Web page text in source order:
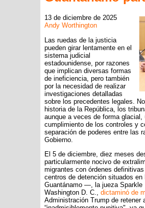
13 de diciembre de 2025
Andy Worthington
Las ruedas de la justicia
pueden girar lentamente en el
sistema judicial
estadounidense, por razones
que implican diversas formas
de ineficiencia, pero también
por la necesidad de realizar
investigaciones detalladas
sobre los precedentes legales.
historia de la República, los
aunque a veces de forma
cumplimiento de los controles y
separación de poderes entre las
Gobierno.
El 5 de diciembre, diez meses
particularmente nocivo de
migrantes con órdenes
centros de detención situados
Guantánamo —, la jueza Sparkle
Washington D. C., dictaminó de
Administración Trump de retener